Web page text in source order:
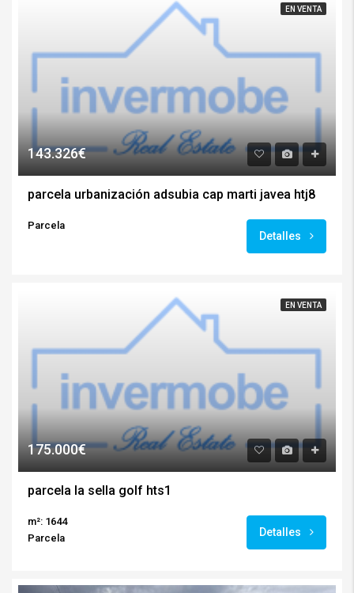
EN VENTA
143.326€
parcela urbanización adsubia cap marti javea htj8
Parcela
Detalles
EN VENTA
175.000€
parcela la sella golf hts1
m²: 1644
Parcela
Detalles